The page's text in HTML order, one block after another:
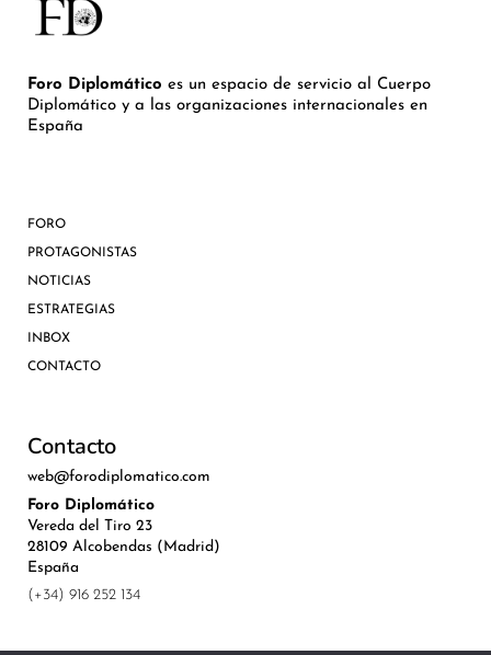
Foro Diplomático es un espacio de servicio al Cuerpo
Diplomático y a las organizaciones internacionales en
España
FORO
PROTAGONISTAS
NOTICIAS
ESTRATEGIAS
INBOX
CONTACTO
Contacto
web@forodiplomatico.com
Foro Diplomático
Vereda del Tiro 23
28109 Alcobendas (Madrid)
España
(+34) 916 252 134